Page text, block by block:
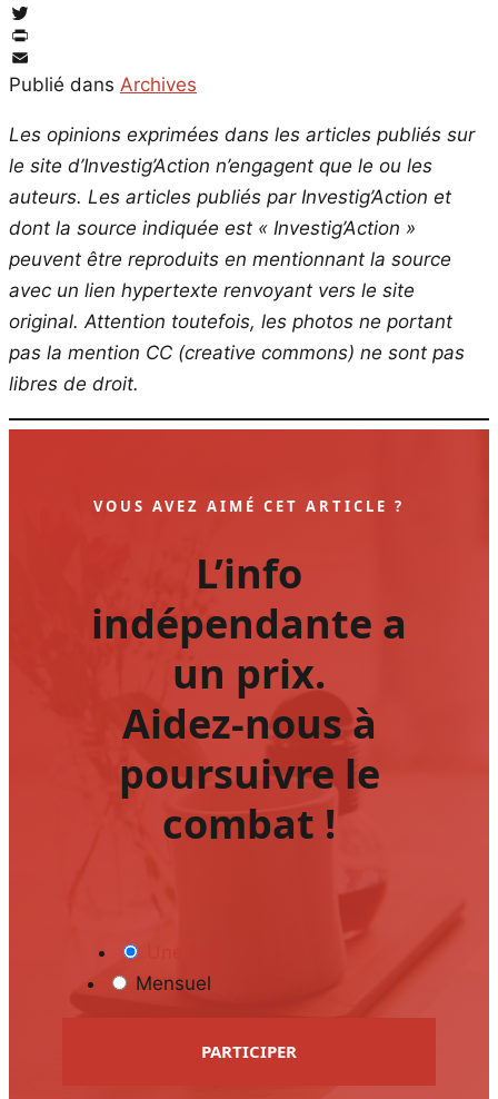
Facebook
Twitter
PrintFriendly
Email
Publié dans Archives
Les opinions exprimées dans les articles publiés sur
le site d’Investig’Action n’engagent que le ou les
auteurs. Les articles publiés par Investig’Action et
dont la source indiquée est « Investig’Action »
peuvent être reproduits en mentionnant la source
avec un lien hypertexte renvoyant vers le site
original. Attention toutefois, les photos ne portant
pas la mention CC (creative commons) ne sont pas
libres de droit.
VOUS AVEZ AIMÉ CET ARTICLE ?
L’info
indépendante a
un prix.
Aidez-nous à
poursuivre le
combat !
Mensuel
PARTICIPER